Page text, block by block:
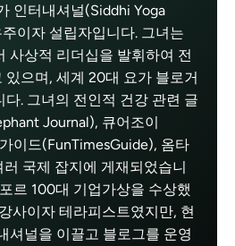
인터내셔널(Siddhi Yoga
이자 설립자입니다. 그녀는
사상적 리더십을 발휘하여 전
으며, 세계 20대 요가 블로거
다. 그녀의 전인적 건강 관련 글
Journal), 큐어조이
이드(FunTimesGuide), 옴타
국제 잡지에 게재되었습니
르 100대 기업가상을 수상했
사이자 테라피스트였지만, 현
셔널을 이끌고 블로그를 운영